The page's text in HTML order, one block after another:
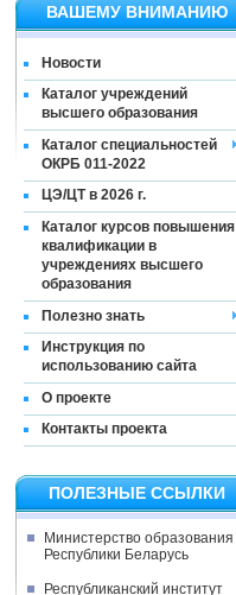
ВАШЕМУ ВНИМАНИЮ
Новости
Каталог учреждений
высшего образования
Каталог специальностей
ОКРБ 011-2022
ЦЭ/ЦТ в 2026 г.
Каталог курсов повышения
квалификации в
учреждениях высшего
образования
Полезно знать
Инструкция по
использованию сайта
О проекте
Контакты проекта
ПОЛЕЗНЫЕ ССЫЛКИ
Министерство образования
Республики Беларусь
Республиканский институт